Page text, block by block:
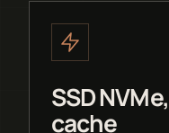
SSD
cache